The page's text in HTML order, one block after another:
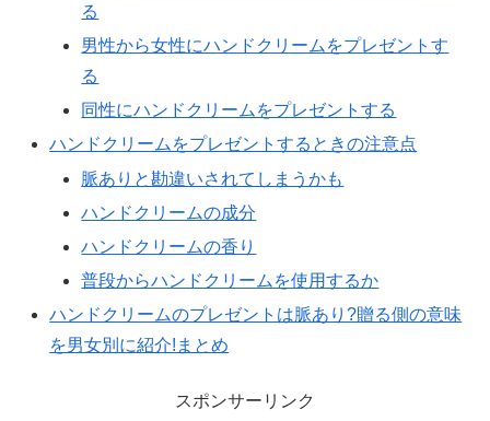
る
男性から女性にハンドクリームをプレゼントす
る
同性にハンドクリームをプレゼントする
ハンドクリームをプレゼントするときの注意点
脈ありと勘違いされてしまうかも
ハンドクリームの成分
ハンドクリームの香り
普段からハンドクリームを使用するか
ハンドクリームのプレゼントは脈あり?贈る側の意味
を男女別に紹介!まとめ
スポンサーリンク